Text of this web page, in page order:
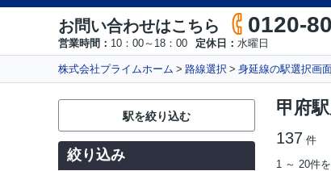
お問い合わせはこちら 0120-
営業時間： 10：00～18：00 定休日： 水曜日
株式会社プライムホーム 路線選択 身延線の駅選択画
甲府
137 件
1 ～ 20件
駅を絞り込む
絞り込み